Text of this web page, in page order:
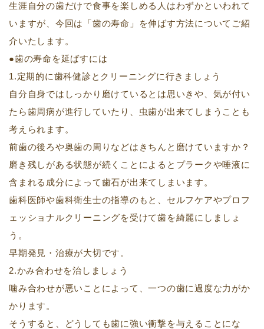
生涯自分の歯だけで食事を楽しめる人はわずかといわれて
いますが、今回は「歯の寿命」を伸ばす方法についてご紹
介いたします。
●歯の寿命を延ばすには
1.定期的に歯科健診とクリーニングに行きましょう
自分自身ではしっかり磨けているとは思いきや、気が付い
たら歯周病が進行していたり、虫歯が出来てしまうことも
考えられます。
前歯の後ろや奥歯の周りなどはきちんと磨けていますか？
磨き残しがある状態が続くことによるとプラークや唾液に
含まれる成分によって歯石が出来てしまいます。
歯科医師や歯科衛生士の指導のもと、セルフケアやプロフ
ェッショナルクリーニングを受けて歯を綺麗にしましょ
う。
早期発見・治療が大切です。
2.かみ合わせを治しましょう
噛み合わせが悪いことによって、一つの歯に過度な力がか
かります。
そうすると、どうしても歯に強い衝撃を与えることにな